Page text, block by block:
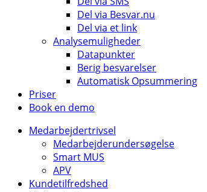
Del via Besvar.nu
Del via et link
Analysemuligheder
Datapunkter
Berig besvarelser
Automatisk Opsummering
Priser
Book en demo
Medarbejdertrivsel
Medarbejderundersøgelse
Smart MUS
APV
Kundetilfredshed